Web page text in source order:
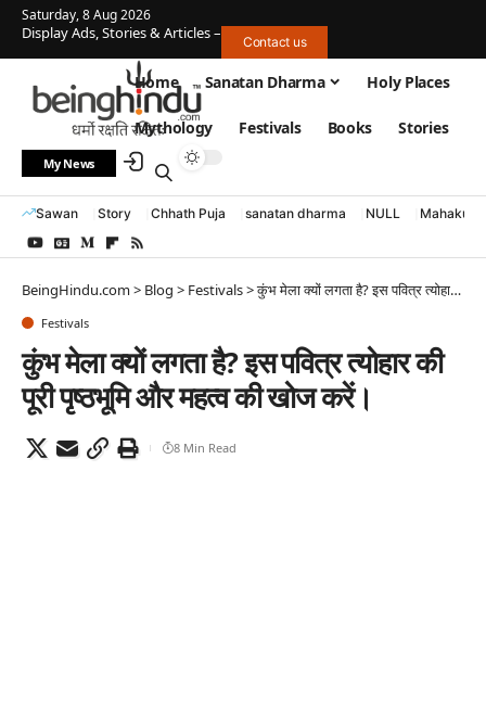
Saturday, 8 Aug 2026
Display Ads, Stories & Articles – Contact us
Home Sanatan Dharma Holy Places
Mythology Festivals Books Stories
My News
Sawan Story Chhath Puja sanatan dharma NULL
BeingHindu.com> Blog > Festivals>कुंभ मेला क्यों लगता है? इस पवित्र त्योहार की पूरी पृष्ठभूमि और महत्व की खोज करें।
Festivals
कुंभ मेला क्यों लगता है? इस पवित्र त्योहार की
पूरी पृष्ठभूमि और महत्व की खोज करें।
8 Min Read